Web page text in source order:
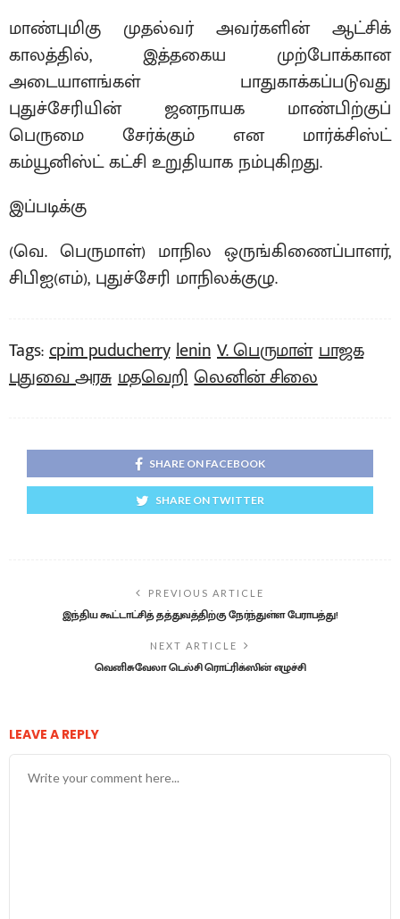
மாண்புமிகு முதல்வர் அவர்களின் ஆட்சிக்
காலத்தில், இத்தகைய முற்போக்கான
அடையாளங்கள் பாதுகாக்கப்படுவது
புதுச்சேரியின் ஜனநாயக மாண்பிற்குப்
பெருமை சேர்க்கும் என மார்க்சிஸ்ட்
கம்யூனிஸ்ட் கட்சி உறுதியாக நம்புகிறது.
இப்படிக்கு
(வெ. பெருமாள்) மாநில ஒருங்கிணைப்பாளர்,
சிபிஐ(எம்), புதுச்சேரி மாநிலக்குழு.
Tags: cpim puducherry lenin V. பெருமாள் பாஜக
புதுவை அரசு மதவெறி லெனின் சிலை
SHARE ON FACEBOOK
SHARE ON TWITTER
PREVIOUS ARTICLE
இந்திய கூட்டாட்சித் தத்துவத்திற்கு நேர்ந்துள்ள பேராபத்து!
NEXT ARTICLE
வெனிசுவேலா டெல்சி ரொட்ரிக்ஸின் எழுச்சி
LEAVE A REPLY